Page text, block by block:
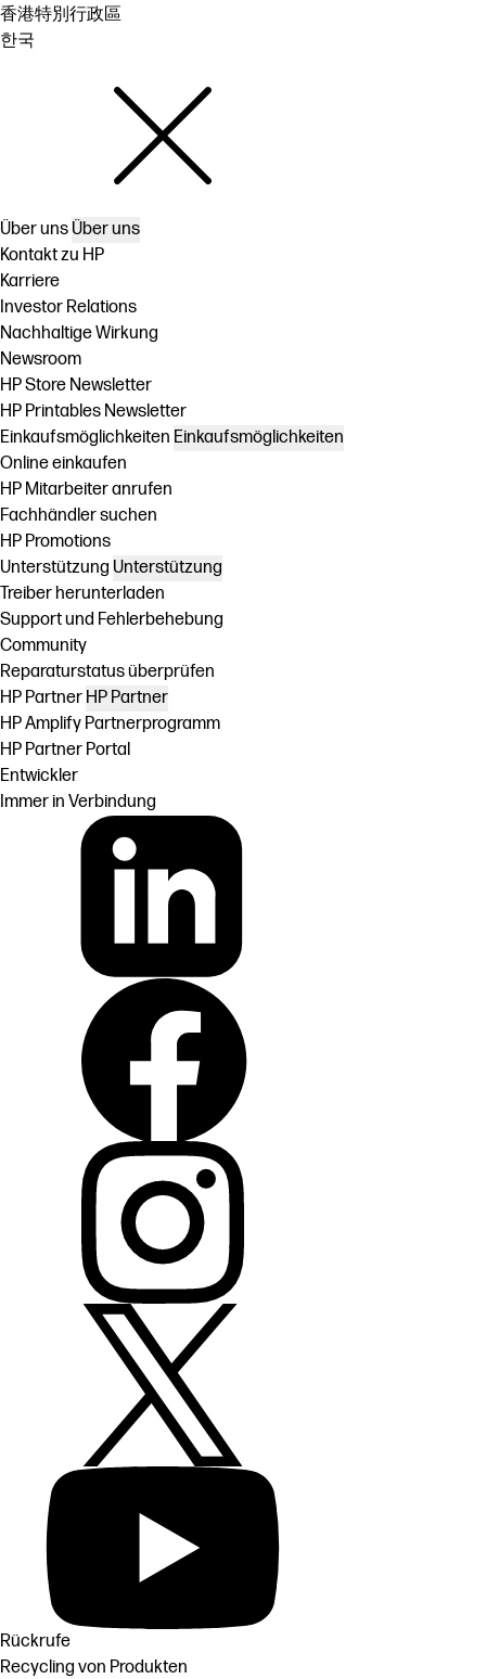
香港特別行政區
한국
Über uns Über uns
Kontakt zu HP
Karriere
Investor Relations
Nachhaltige Wirkung
Newsroom
HP Store Newsletter
HP Printables Newsletter
Einkaufsmöglichkeiten Einkaufsmöglichkeiten
Online einkaufen
HP Mitarbeiter anrufen
Fachhändler suchen
HP Promotions
Unterstützung Unterstützung
Treiber herunterladen
Support und Fehlerbehebung
Community
Reparaturstatus überprüfen
HP Partner HP Partner
HP Amplify Partnerprogramm
HP Partner Portal
Entwickler
Immer in Verbindung
Rückrufe
Recycling von Produkten